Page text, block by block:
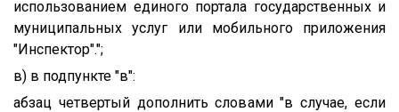
использованием единого портала государственных и
муниципальных услуг или мобильного приложения
"Инспектор".";
в) в подпункте "в":
абзац четвертый дополнить словами "в случае, если